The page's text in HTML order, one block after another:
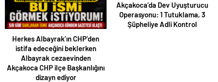
Herkes Albayrak’ın CHP’den
istifa edeceğini beklerken
Albayrak cezaevinden
Akçakoca CHP ilçe Başkanlığını
dizayn ediyor
Akçakoca’da Dev Uyuşturucu
Operasyonu: 1 Tutuklama, 3
Şüpheliye Adli Kontrol